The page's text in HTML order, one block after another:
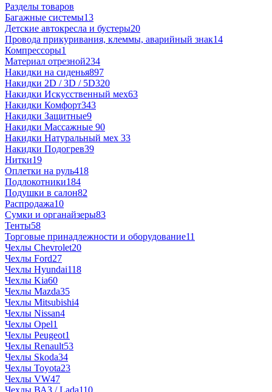
Разделы товаров
Багажные системы13
Детские автокресла и бустеры20
Провода прикуривания, клеммы, аварийный знак14
Компрессоры1
Материал отрезной234
Накидки на сиденья897
Накидки 2D / 3D / 5D320
Накидки Искусственный мех63
Накидки Комфорт343
Накидки Защитные9
Накидки Массажные 90
Накидки Натуральный мех 33
Накидки Подогрев39
Нитки19
Оплетки на руль418
Подлокотники184
Подушки в салон82
Распродажа10
Сумки и органайзеры83
Тенты58
Торговые принадлежности и оборудование11
Чехлы Chevrolet20
Чехлы Ford27
Чехлы Hyundai118
Чехлы Kia60
Чехлы Mazda35
Чехлы Mitsubishi4
Чехлы Nissan4
Чехлы Opel1
Чехлы Peugeot1
Чехлы Renault53
Чехлы Skoda34
Чехлы Toyota23
Чехлы VW47
Чехлы ВАЗ / Lada110